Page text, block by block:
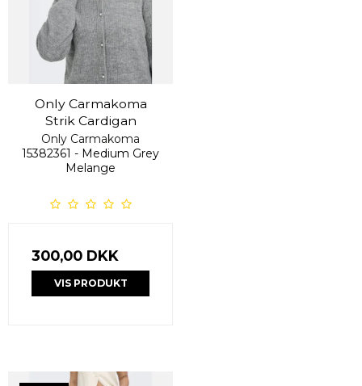
Only Carmakoma
Strik Cardigan
Only Carmakoma
15382361 - Medium Grey
Melange
300,00 DKK
VIS PRODUKT